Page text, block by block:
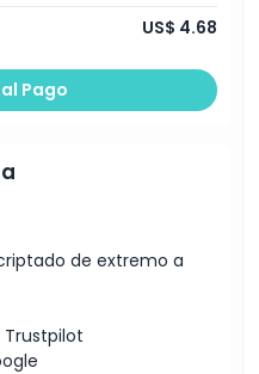
US$ 4.68
Pago
de extremo a
Trustpilot